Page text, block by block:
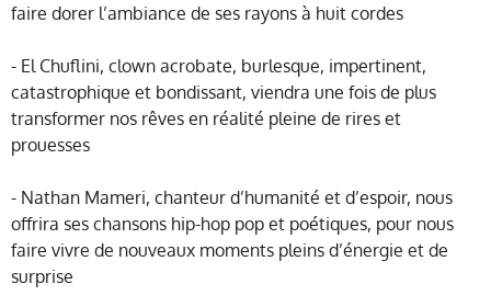
faire dorer l’ambiance de ses rayons à huit cordes
- El Chuflini, clown acrobate, burlesque, impertinent,
catastrophique et bondissant, viendra une fois de plus
transformer nos rêves en réalité pleine de rires et
prouesses
- Nathan Mameri, chanteur d’humanité et d’espoir, nous
offrira ses chansons hip-hop pop et poétiques, pour nous
faire vivre de nouveaux moments pleins d’énergie et de
surprise